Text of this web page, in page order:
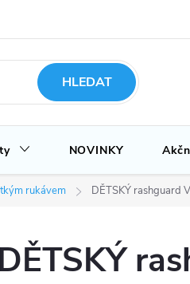
HLEDAT
NOVINKY
rukávem DĚTSKÝ rashguard
DĚTSKÝ